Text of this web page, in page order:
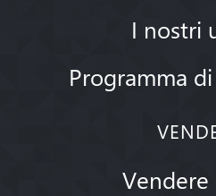
I nostri
Programma